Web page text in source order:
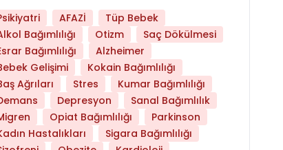
Az Protein Tüketmek Yaşlanmayı
AFAZİ
Tüp Bebek
Bağımlılığı
Otizm
Saç Dökülmesi
Bağımlılığı
Alzheimer
Gelişimi
Kokain Bağımlılığı
Ağrıları
Stres
Kumar Bağımlılığı
Depresyon
Sanal Bağımlılık
Opiat Bağımlılığı
Parkinson
Hastalıkları
Sigara Bağımlılığı